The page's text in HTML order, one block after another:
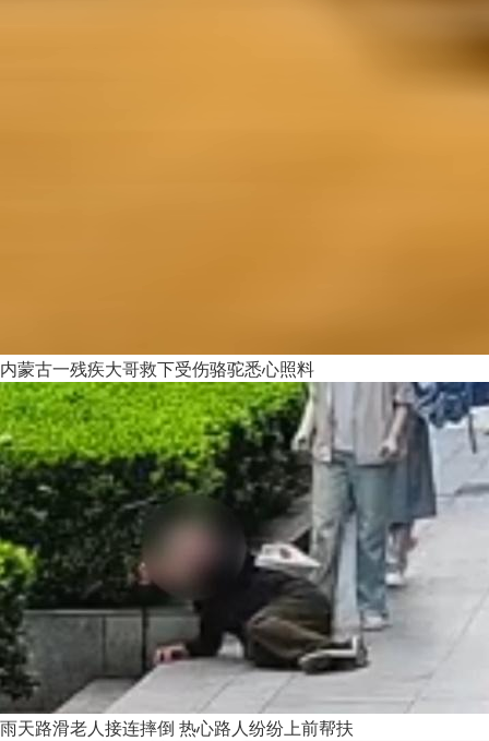
内蒙古一残疾大哥救下受伤骆驼悉心照料
雨天路滑老人接连摔倒 热心路人纷纷上前帮扶